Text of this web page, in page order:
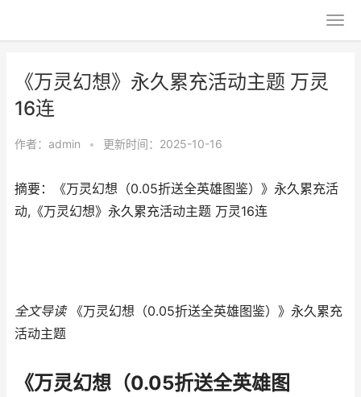
《万灵幻想》永久累充活动主题 万灵
16连
作者： admin • 更新时间：2025-10-16
摘要：《万灵幻想（0.05折送全英雄图鉴）》永久累充活
动,《万灵幻想》永久累充活动主题 万灵16连
全文导读《万灵幻想（0.05折送全英雄图鉴）》永久累充
活动主题
《万灵幻想（0.05折送全英雄图